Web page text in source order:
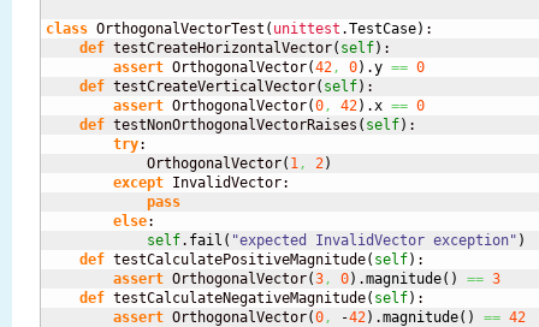
class OrthogonalVectorTest ( unittest .TestCase) :
def testCreateHorizontalVector( self) :
assert OrthogonalVector(42, 0) .y == 0
def testCreateVerticalVector( self) :
assert OrthogonalVector(0, 42) .x == 0
def testNonOrthogonalVectorRaises ( self) :
try:
            OrthogonalVector
( 1, 2)
except InvalidVector:
pass
else:
self. fail ( "expected InvalidVector exception" )
def testCalculatePositiveMagnitude( self) :
assert OrthogonalVector(3, 0) .magnitude( ) == 3
def testCalculateNegativeMagnitude( self) :
assert OrthogonalVector(0, -42) .magnitude( ) == 42